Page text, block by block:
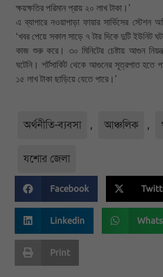
ক্ষয়ক্ষতির পরিমান প্রায় ২০ লাখ টাকা।’
এ ব্যাপারে নওয়াপাড়া ফায়ার সার্ভিসের স্টেশন
‘খবর পেয়ে সকাল সাড়ে ৭ টার দিকে দুটি ইউনিট
কাজ শুরু করে। ৩০ মিনিটের চেষ্টায় আগুন
ঘটেনি। শর্টসার্কিট থেকে আগুনের সূত্রপাত হতে
১৫ লাখ টাকা ছাড়িয়ে যেতে পারে।’
অর্থনীতি-ব্যবসা , আঞ্চলিক ,
যশোর জেলা
Facebook
Linkedin
Print